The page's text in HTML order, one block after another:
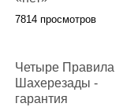
7814 просмотров
Четыре Правила
Шахерезады -
гарантия